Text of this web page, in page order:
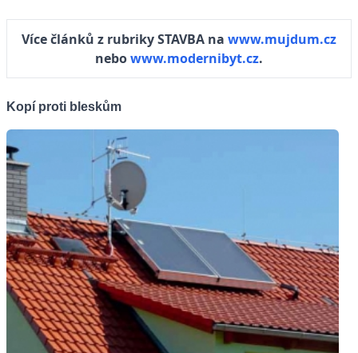
Více článků z rubriky STAVBA na www.mujdum.cz
nebowww.modernibyt.cz.
Kopí proti bleskům